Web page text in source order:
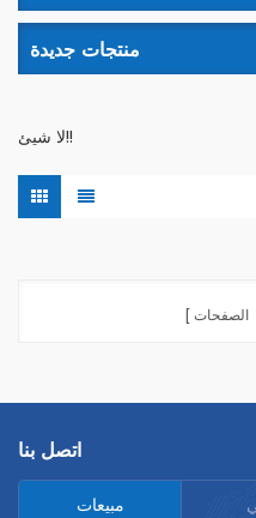
منتجات جديدة
لا شيئ!!
الصفحات
اتصل بنا
مبيعات